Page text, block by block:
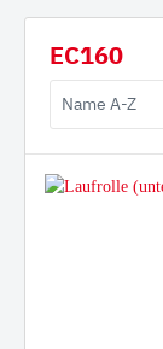
EC160